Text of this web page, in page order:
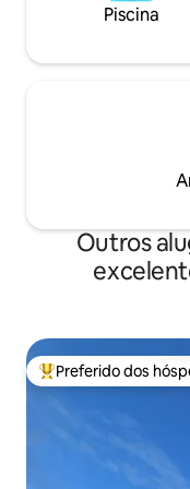
Piscina
Outros
Entre os melhores
Preferido dos